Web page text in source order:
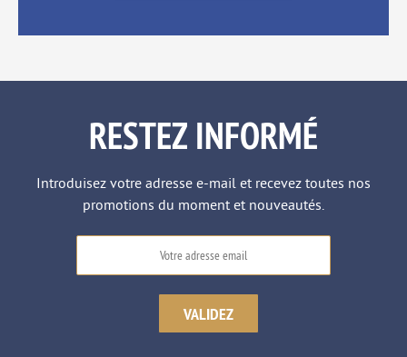
RESTEZ INFORMÉ
Introduisez votre adresse e-mail et recevez toutes nos
promotions du moment et nouveautés.